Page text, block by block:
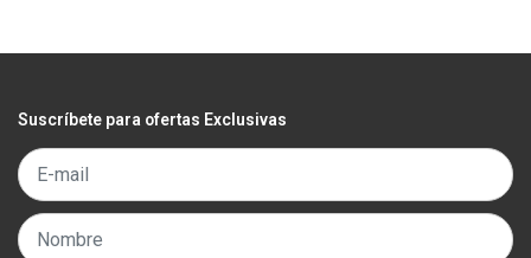
Suscríbete para ofertas Exclusivas